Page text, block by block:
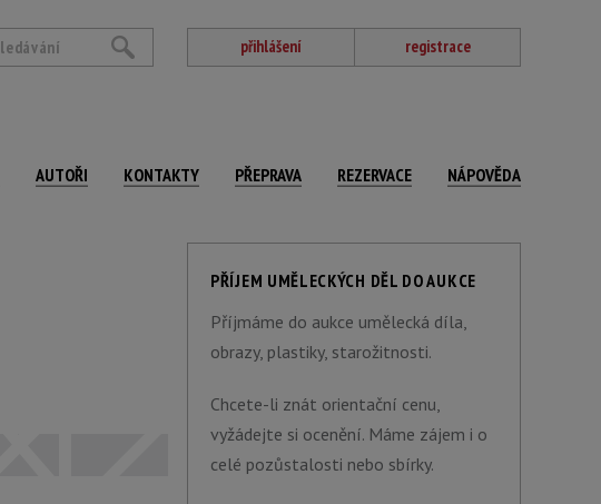
přihlášení registrace
AUTOŘI KONTAKTY PŘEPRAVA REZERVACE NÁPOVĚDA
PŘÍJEM UMĚLECKÝCH DĚL DO AUKCE
Příjmáme do aukce umělecká díla,
obrazy, plastiky, starožitnosti.
Chcete-li znát orientační cenu,
vyžádejte si ocenění. Máme zájem i o
celé pozůstalosti nebo sbírky.